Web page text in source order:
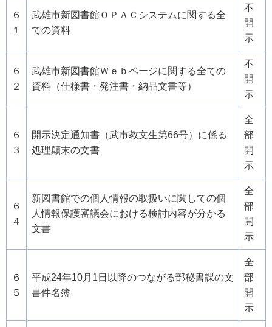
６
１
武雄市新図書館ＯＰＡＣシステムに関する全
ての資料
不
開
示
６
２
武雄市新図書館Ｗｅｂページに関する全ての
資料（仕様書・発注書・納品文書等）
不
開
示
６
３
開示決定通知書（武市教文生第66号）に係る
処理顛末の文書
全
部
開
示
６
４
新図書館での個人情報の取扱いに関しての個
人情報保護審議会における検討内容が分かる
文書
全
部
開
示
６
５
平成24年10月1日以降のつながる部秘書課の文
書件名簿
全
部
開
示